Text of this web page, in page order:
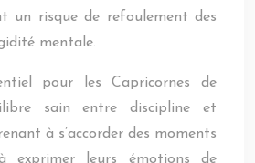
un risque de refoulement des
mentale.
pour les Capricornes de
sain entre discipline et
à s’accorder des moments
exprimer leurs émotions de